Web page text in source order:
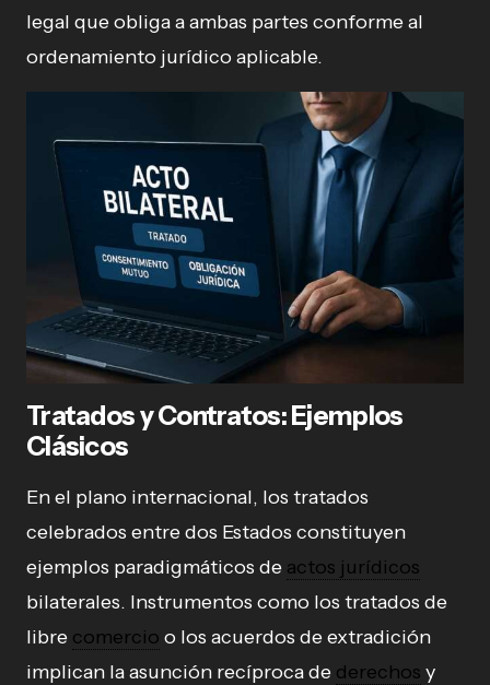
legal que obliga a ambas partes conforme al
ordenamiento jurídico aplicable.
Tratados y Contratos: Ejemplos
Clásicos
En el plano internacional, los tratados
celebrados entre dos Estados constituyen
ejemplos paradigmáticos de actos jurídicos
bilaterales. Instrumentos como los tratados de
libre comercio o los acuerdos de extradición
implican la asunción recíproca de derechos y